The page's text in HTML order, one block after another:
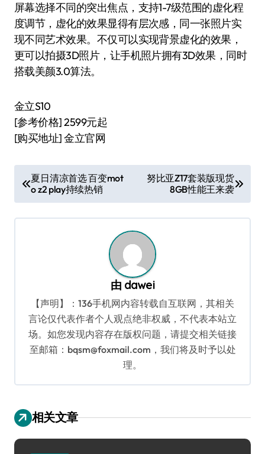
屏幕选择不同的突出焦点，支持1-7级范围的虚化程
度调节，虚化的效果显得有层次感，同一张照片实
现不同艺术效果。不仅可以实现背景虚化的效果，
更可以拍摄3D照片，让手机照片拥有3D效果，同时
搭载美颜3.0算法。
金立S10
[参考价格] 2599元起
[购买地址] 金立官网
章
导
夏日清凉首选 百变mot
o z2 play持续热销
努比亚Z17套装版现货
8GB性能王来袭
由 dawei
【声明】：136手机网内容转载自互联网，其相关
言论仅代表作者个人观点绝非权威，不代表本站立
场。如您发现内容存在版权问题，请提交相关链接
至邮箱：bqsm@foxmail.com，我们将及时予以处
理。
相关文章